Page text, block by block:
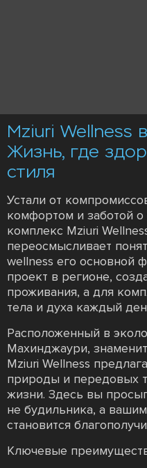
Mziuri Wellness
Жизнь, где
стиля
Устали от
комфортом и заботой
комплекс Mziuri
переосмысливает
wellness его основной
проект в регионе,
проживания, а для
тела и духа каждый
Расположенный в
Махинджаури,
Mziuri Wellness
природы и передовых
жизни. Здесь вы
не будильника, а
становится
Ключевые